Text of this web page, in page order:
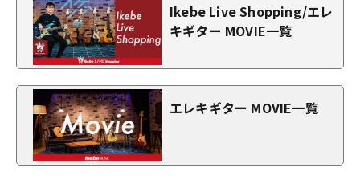
Ikebe Live Shopping/エレ
キギター MOVIE一覧
エレキギター MOVIE一覧